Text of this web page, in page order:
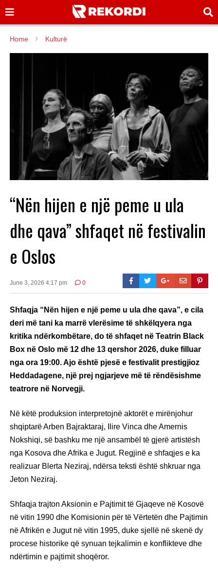
Home Kulturë
“Nën hijen e një peme u ula
dhe qava” shfaqet në festivalin
e Oslos
June 3, 2026 4:17 pm 0
Shfaqja “Nën hijen e një peme u ula dhe qava”, e cila
deri më tani ka marrë vlerësime të shkëlqyera nga
kritika ndërkombëtare, do të shfaqet në Teatrin Black
Box në Oslo më 12 dhe 13 qershor 2026, duke filluar
nga ora 19:00. Ajo është pjesë e festivalit prestigjioz
Heddadagene, një prej ngjarjeve më të rëndësishme
teatrore në Norvegji.
Në këtë produksion interpretojnë aktorët e mirënjohur
shqiptarë Arben Bajraktaraj, Ilire Vinca dhe Amernis
Nokshiqi, së bashku me një ansambël të gjerë artistësh
nga Kosova dhe Afrika e Jugut. Regjinë e shfaqjes e ka
realizuar Blerta Neziraj, ndërsa teksti është shkruar nga
Jeton Neziraj.
Shfaqja trajton Aksionin e Pajtimit të Gjaqeve në Kosovë
në vitin 1990 dhe Komisionin për të Vërtetën dhe Pajtimin
në Afrikën e Jugut në vitin 1995, duke sjellë në skenë dy
procese historike që synuan tejkalimin e konflikteve dhe
ndërtimin e pajtimit shoqëror.